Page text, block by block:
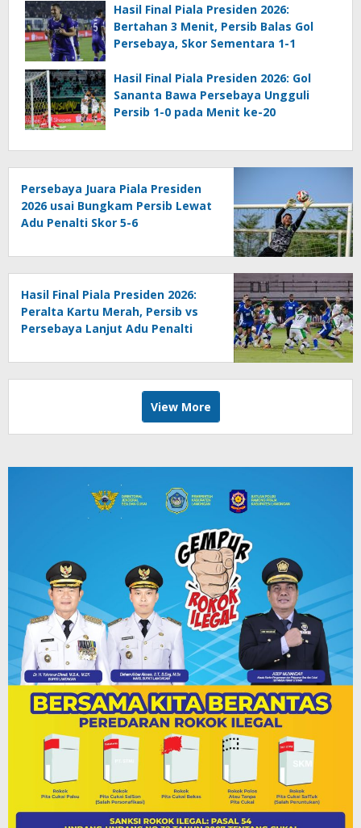
Hasil Final Piala Presiden 2026:
Bertahan 3 Menit, Persib Balas Gol
Persebaya, Skor Sementara 1-1
Hasil Final Piala Presiden 2026: Gol
Sananta Bawa Persebaya Ungguli
Persib 1-0 pada Menit ke-20
Persebaya Juara Piala Presiden
2026 usai Bungkam Persib Lewat
Adu Penalti Skor 5-6
Hasil Final Piala Presiden 2026:
Peralta Kartu Merah, Persib vs
Persebaya Lanjut Adu Penalti
View More